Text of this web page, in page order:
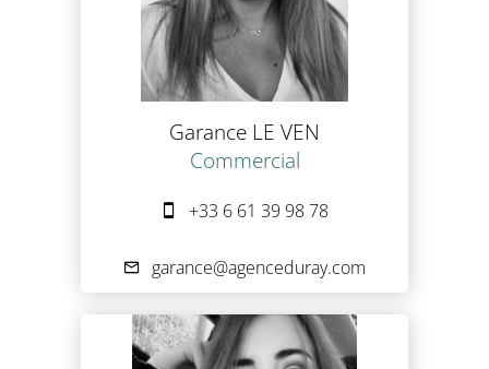
Garance LE VEN
Commercial
+33 6 61 39 98 78
garance@agenceduray.com